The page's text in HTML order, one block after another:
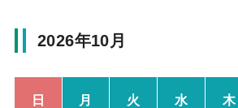
2026年10月
日 月 火 水 木